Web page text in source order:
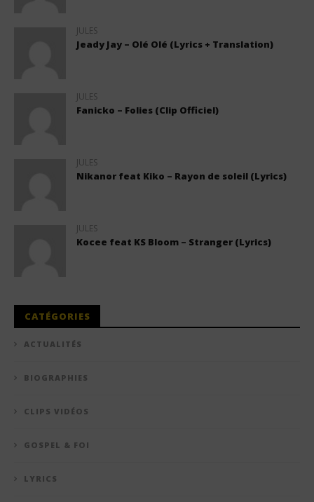
JULES
Jeady Jay – Olé Olé (Lyrics + Translation)
JULES
Fanicko – Folies (Clip Officiel)
JULES
Nikanor feat Kiko – Rayon de soleil (Lyrics)
JULES
Kocee feat KS Bloom – Stranger (Lyrics)
CATÉGORIES
ACTUALITÉS
BIOGRAPHIES
CLIPS VIDÉOS
GOSPEL & FOI
LYRICS